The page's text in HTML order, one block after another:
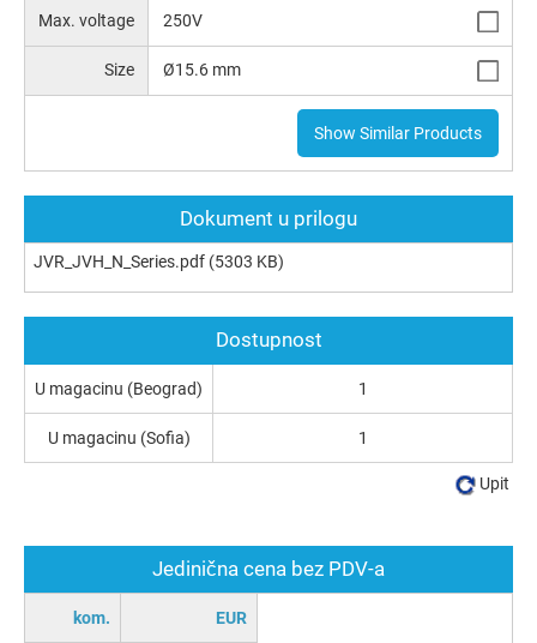
Max. voltage 250V
Size Ø15.6 mm
Show Similar Products
Dokument u prilogu
JVR_JVH_N_Series.pdf (5303 KB)
Jedinična cena bez PDV-a
kom. EUR
Dostupnost
U magacinu (Beograd) 1
U magacinu (Sofia) 1
Upit